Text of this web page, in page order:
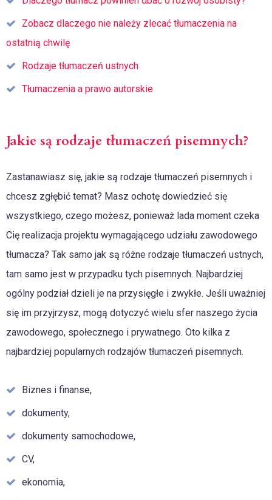
Zobacz dlaczego nie należy zlecać tłumaczenia na
ostatnią chwilę
Rodzaje tłumaczeń ustnych
Tłumaczenia a prawo autorskie
Jakie są rodzaje tłumaczeń pisemnych?
Zastanawiasz się, jakie są rodzaje tłumaczeń pisemnych i
chcesz zgłębić temat? Masz ochotę dowiedzieć się
wszystkiego, czego możesz, ponieważ lada moment czeka
Cię realizacja projektu wymagającego udziału zawodowego
tłumacza? Tak samo jak są różne rodzaje tłumaczeń ustnych,
tam samo jest w przypadku tych pisemnych. Najbardziej
ogólny podział dzieli je na przysięgłe i zwykłe. Jeśli uważniej
się im przyjrzysz, mogą dotyczyć wielu sfer naszego życia
zawodowego, społecznego i prywatnego. Oto kilka z
najbardziej popularnych rodzajów tłumaczeń pisemnych.
Biznes i finanse,
dokumenty,
dokumenty samochodowe,
CV,
ekonomia,